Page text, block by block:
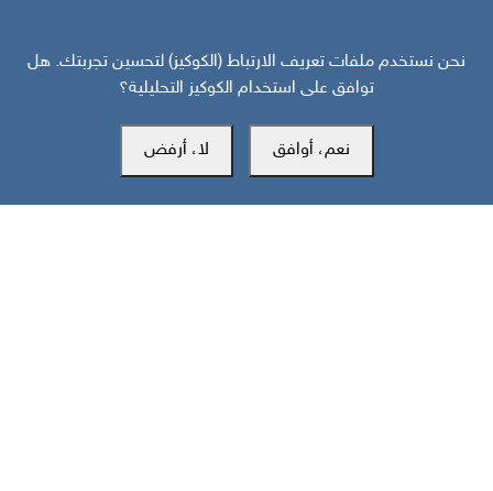
المكتب الرئيسي
نحن نستخدم ملفات تعريف الارتباط (الكوكيز) لتحسين تجربتك. هل
توافق على استخدام الكوكيز التحليلية؟
نعم، أوافق لا، أرفض